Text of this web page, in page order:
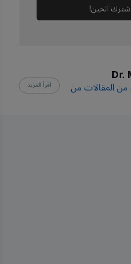
الحين!
Dr.
من المقالات من اقرأ المزيد